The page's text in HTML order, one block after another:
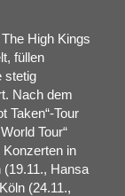
High Kings
füllen
stetig
Nach dem
Taken“-Tour
Tour“
in
Hansa
(24.11.,